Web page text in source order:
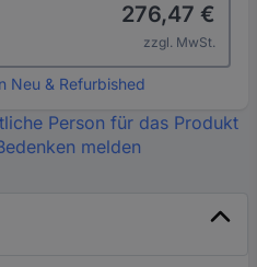
276,47 €
zzgl. MwSt.
Neu & Refurbished
Person für das Produkt
melden